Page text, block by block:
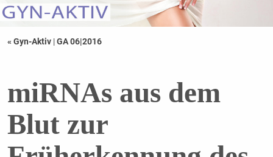
« Gyn-Aktiv |GA 06|2016
miRNAs aus dem
Blut zur